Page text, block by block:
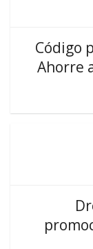
Código
Ahorre